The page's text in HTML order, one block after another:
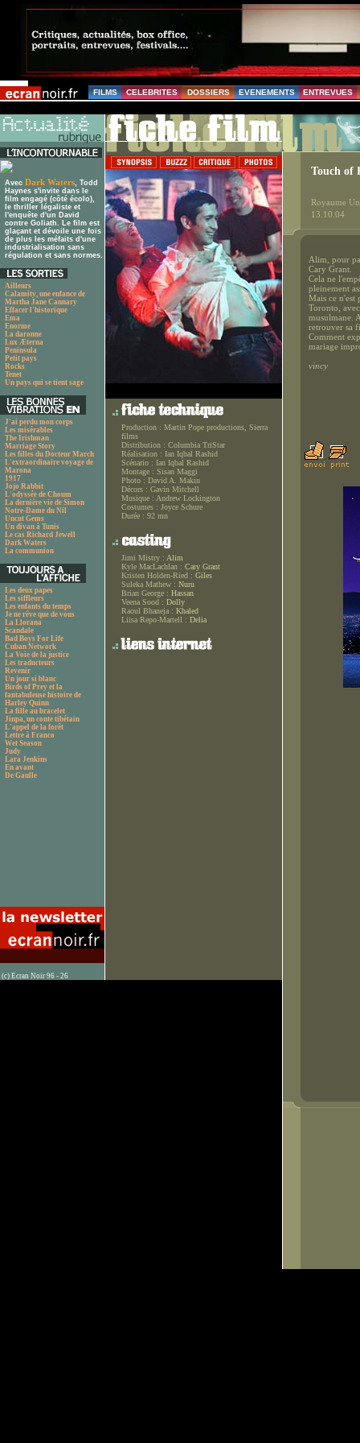
FILMS CELEBRITES DOSSIERS EVENEMENTS ENTREVUES
Avec Dark Waters, Todd
Haynes s'invite dans le
film engagé (côté écolo),
le thriller légaliste et
l'enquête d'un David
contre Goliath. Le film est
glaçant et dévoile une fois
de plus les méfaits d'une
industrialisation sans
régulation et sans normes.
Ailleurs
Calamity, une enfance de
Martha Jane Cannary
Effacer l'historique
Ema
Enorme
La daronne
Lux Æterna
Peninsula
Petit pays
Rocks
Tenet
Un pays qui se tient sage
J'ai perdu mon corps
Les misérables
The Irishman
Marriage Story
Les filles du Docteur March
L'extraordinaire voyage de
Marona
1917
Jojo Rabbit
L'odyssée de Choum
La dernière vie de Simon
Notre-Dame du Nil
Uncut Gems
Un divan à Tunis
Le cas Richard Jewell
Dark Waters
La communion
Les deux papes
Les siffleurs
Les enfants du temps
Je ne rêve que de vous
La Llorana
Scandale
Bad Boys For Life
Cuban Network
La Voie de la justice
Les traducteurs
Revenir
Un jour si blanc
Birds of Prey et la
fantabuleuse histoire de
Harley Quinn
La fille au bracelet
Jinpa, un conte tibétain
L'appel de la forêt
Lettre à Franco
Wet Season
Judy
Lara Jenkins
En avant
De Gaulle
(c) Ecran Noir 96 - 26
Production : Martin Pope productions, Sierra
films
Distribution : Columbia TriStar
Réalisation : Ian Iqbal Rashid
Scénario : Ian Iqbal Rashid
Montage : Sisan Maggi
Photo : David A. Makin
Décors : Gavin Mitchell
Musique : Andrew Lockington
Costumes : Joyce Schure
Durée : 92 mn
Jimi Mistry : Alim
Kyle MacLachlan : Cary Grant
Kristen Holden-Ried : Giles
Suleka Mathew : Nuru
Brian George : Hassan
Veena Sood : Dolly
Raoul Bhaneja : Khaled
Liisa Repo-Martell : Delia
Touch of
Royaume
13.10.04
Alim, pour
Cary Grant.
Cela ne
pleinement
Mais ce n'est
Toronto,
musulmane.
retrouver sa
Comment
mariage
vincy